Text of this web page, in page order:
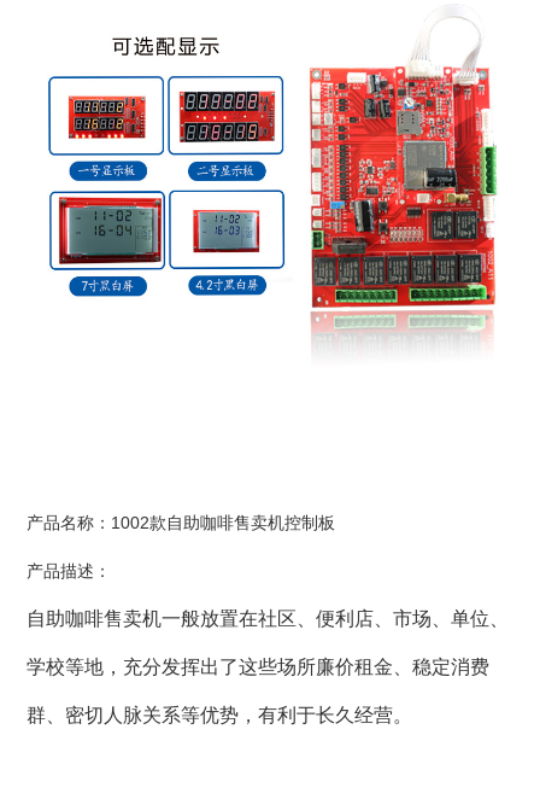
产品名称：1002款自助咖啡售卖机控制板
产品描述：
自助咖啡售卖机一般放置在社区、便利店、市场、单位、
学校等地，充分发挥出了这些场所廉价租金、稳定消费
群、密切人脉关系等优势，有利于长久经营。